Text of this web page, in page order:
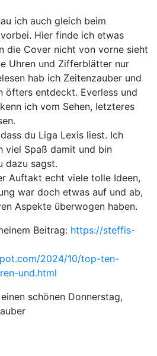
ich auch gleich beim
Hier finde ich etwas
die Cover nicht von vorne sieht
Uhren und Zifferblätter nur
hab ich Zeitenzauber und
öfters entdeckt. Everless und
ich vom Sehen, letzteres
du Liga Lexis liest. Ich
viel Spaß damit und bin
dazu sagst.
Auftakt echt viele tolle Ideen,
war doch etwas auf und ab,
Aspekte überwogen haben.
Beitrag: https://steffis-
2024/10/top-ten-
und.html
schönen Donnerstag,